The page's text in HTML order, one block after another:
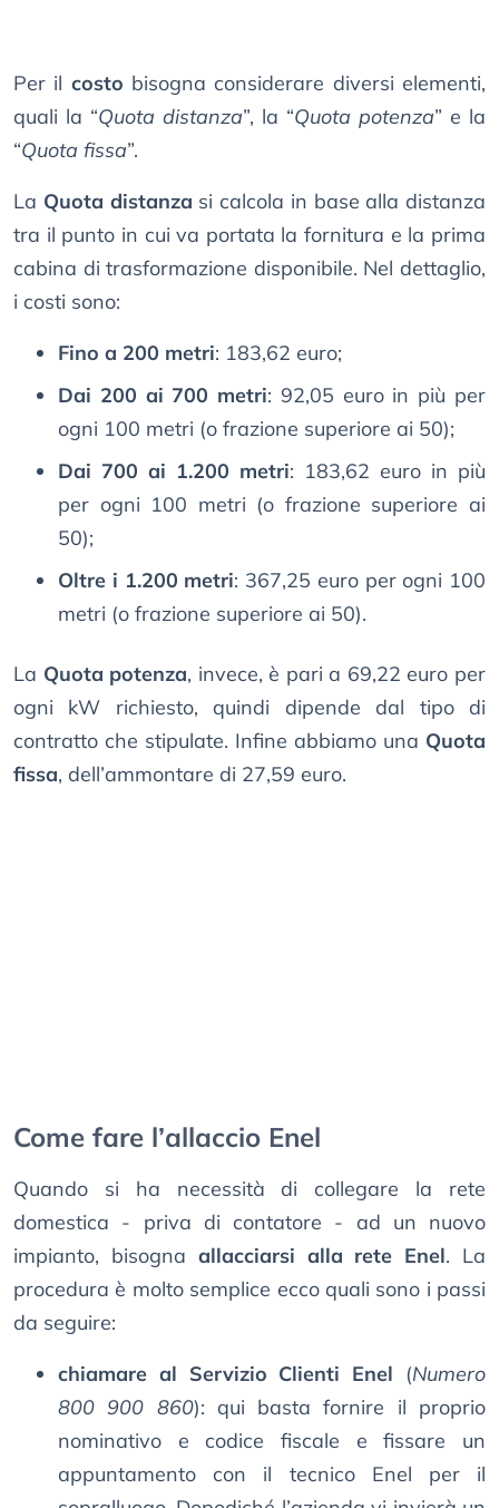
Per il costo bisogna considerare diversi elementi,
quali la “Quota distanza”, la “Quota potenza” e la
“Quota fissa”.
La Quota distanza si calcola in base alla distanza
tra il punto in cui va portata la fornitura e la prima
cabina di trasformazione disponibile. Nel dettaglio,
i costi sono:
Fino a 200 metri: 183,62 euro;
Dai 200 ai 700 metri: 92,05 euro in più per
ogni 100 metri (o frazione superiore ai 50);
Dai 700 ai 1.200 metri: 183,62 euro in più
per ogni 100 metri (o frazione superiore ai
50);
Oltre i 1.200 metri: 367,25 euro per ogni 100
metri (o frazione superiore ai 50).
La Quota potenza, invece, è pari a 69,22 euro per
ogni kW richiesto, quindi dipende dal tipo di
contratto che stipulate. Infine abbiamo una Quota
fissa, dell’ammontare di 27,59 euro.
Come fare l’allaccio Enel
Quando si ha necessità di collegare la rete
domestica - priva di contatore - ad un nuovo
impianto, bisogna allacciarsi alla rete Enel. La
procedura è molto semplice ecco quali sono i passi
da seguire:
chiamare al Servizio Clienti Enel (Numero
800 900 860): qui basta fornire il proprio
nominativo e codice fiscale e fissare un
appuntamento con il tecnico Enel per il